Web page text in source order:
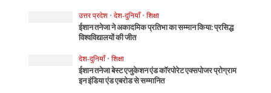
उत्तर प्रदेश • देश-दुनियाँ • शिक्षा
ईशान तनेजा ने अकादमिक प्रतिभा का सम्मान किया: प्रसिद्ध
विश्वविद्यालयों की जीत
देश-दुनियाँ • शिक्षा
ईशान तनेजा बेस्ट एजुकेशन एंड कॉरपोरेट एक्सपोजर प्रोग्राम
इन इंडिया एंड एबरोड से सम्मानित